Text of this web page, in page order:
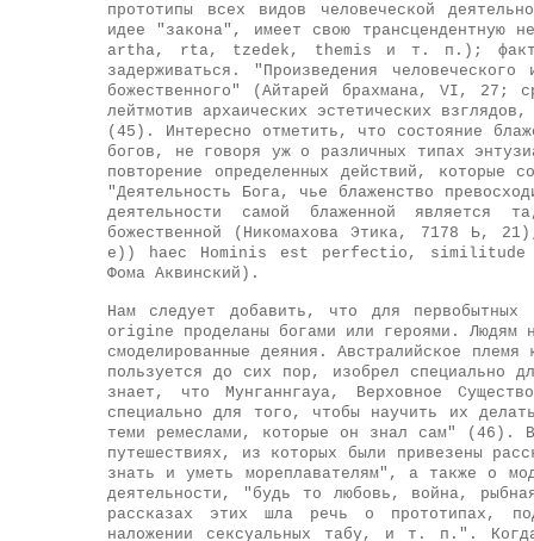
прототипы всех видов человеческой
идее "закона", имеет свою трансцендентную
artha, rta, tzedek, themis и т. п.); факт
задерживаться. "Произведения человеческого
божественного" (Айтарей брахмана, VI,
лейтмотив архаических эстетических
(45). Интересно отметить, что состояние
богов, не говоря уж о различных типах
повторение определенных действий,
"Деятельность Бога, чье блаженство
деятельности самой блаженной является
божественной (Никомахова Этика, 7178 Ь,
е)) haec Hominis est perfectio, similitude
Фома Аквинский).
Нам следует добавить, что для
origine проделаны богами или героями. Людям
смоделированные деяния. Австралийское
пользуется до сих пор, изобрел специально
знает, что Мунганнгауа, Верховное
специально для того, чтобы научить их
теми ремеслами, которые он знал сам" (46).
путешествиях, из которых были привезены
знать и уметь мореплавателям", а также о
деятельности, "будь то любовь, война,
рассказах этих шла речь о прототипах,
наложении сексуальных табу, и т. п.".